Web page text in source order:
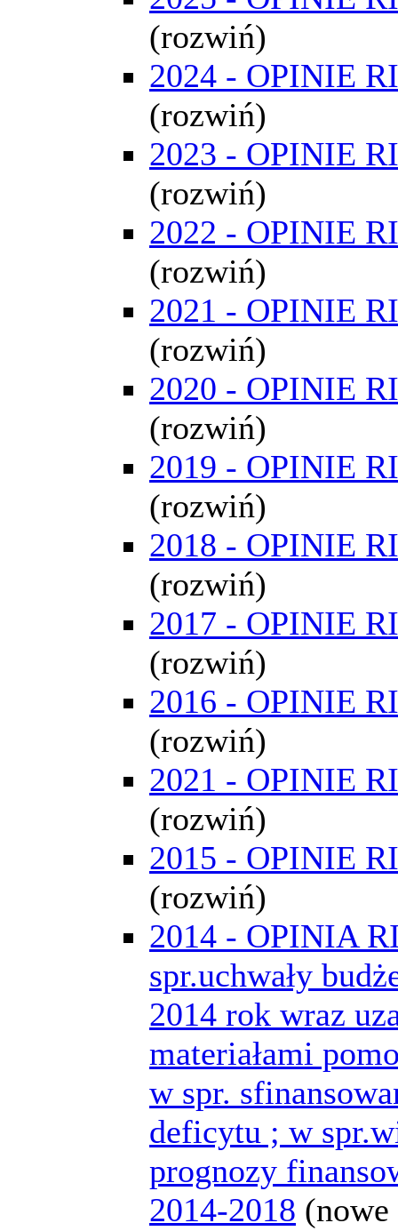
(rozwiń)
2024 - OPINIE
(rozwiń)
2023 - OPINIE
(rozwiń)
2022 - OPINIE
(rozwiń)
2021 - OPINIE
(rozwiń)
2020 - OPINIE
(rozwiń)
2019 - OPINIE
(rozwiń)
2018 - OPINIE
(rozwiń)
2017 - OPINIE
(rozwiń)
2016 - OPINIE
(rozwiń)
2021 - OPINIE
(rozwiń)
2015 - OPINIE
(rozwiń)
2014 - OPINIA
spr.uchwały
2014 rok wraz
materiałami
w spr.
deficytu ; w
prognozy
2014-2018